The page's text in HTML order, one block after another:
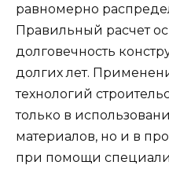
равномерно
Правильный расчет
долговечность
долгих лет.
технологий
только в
материалов, но и в
при помощи